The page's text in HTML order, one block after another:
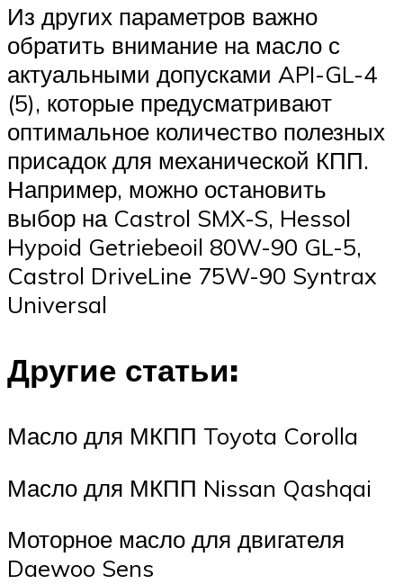
Из других параметров важно
обратить внимание на масло с
актуальными допусками API-GL-4
(5), которые предусматривают
оптимальное количество полезных
присадок для механической КПП.
Например, можно остановить
выбор на Castrol SMX-S, Hessol
Hypoid Getriebeoil 80W-90 GL-5,
Castrol DriveLine 75W-90 Syntrax
Universal
Другие статьи:
Масло для МКПП Toyota Corolla
Масло для МКПП Nissan Qashqai
Моторное масло для двигателя
Daewoo Sens